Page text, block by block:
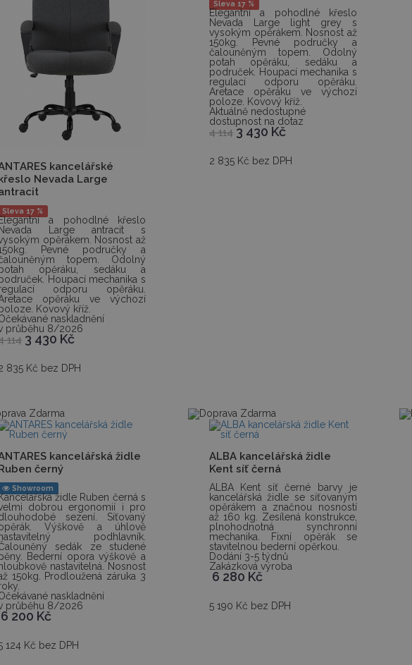
kancelářské
Nevada Large
Sleva 17 %
a pohodlné křeslo
Nevada Large antracit s
opěrákem. Nosnost až
Pevné područky a
topem. Odolný
opěráku, sedáku a
Houpací mechanika s
odporu opěráku.
opěráku ve výchozí
Kovový kříž.
naskladnění
průběhu 8/2026
114 3 430 Kč
835 Kč bez DPH
Sleva 17 %
Elegantní a pohodlné křeslo
Nevada Large light grey s
vysokým opěrákem. Nosnost až
150kg. Pevné područky a
čalouněným topem. Odolný
potah opěráku, sedáku a
područek. Houpací mechanika s
regulací odporu opěráku.
Aretace opěráku ve výchozí
poloze. Kovový kříž.
Aktuálně nedostupné
dostupnost na dotaz
4 114 3 430 Kč
2 835 Kč bez DPH
kancelářská židle
černý
Showroom
židle Ruben černá s
dobrou ergonomií i pro
sezení. Síťovaný
Výškově a úhlově
podhlavník.
sedák ze studené
Bederní opora výškově a
hloubkově nastavitelná. Nosnost
150kg. Prodloužená záruka 3
naskladnění
průběhu 8/2026
6 200 Kč
124 Kč bez DPH
ALBA kancelářská židle
Kent síť černá
ALBA Kent síť černé barvy je
kancelářská židle se síťovaným
opěrákem a značnou nosností
až 160 kg. Zesílená konstrukce,
plnohodnotná synchronní
mechanika. Fixní opěrák se
stavitelnou bederní opěrkou.
Dodání 3-5 týdnů
Zakázková výroba
6 280 Kč
5 190 Kč bez DPH